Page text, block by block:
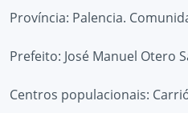
Província: Palencia.
Prefeito: José Manuel Otero
Centros populacionais: